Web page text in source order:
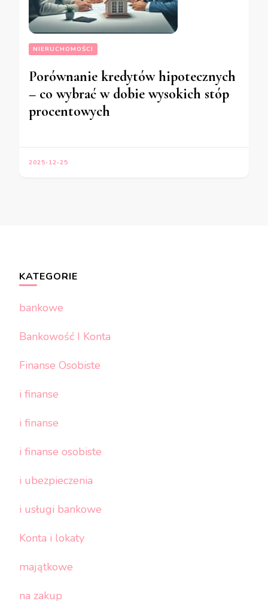
NIERUCHOMOŚCI
Porównanie kredytów hipotecznych
– co wybrać w dobie wysokich stóp
procentowych
2025-12-25
KATEGORIE
bankowe
Bankowość I Konta
Finanse Osobiste
i finanse
i finanse
i finanse osobiste
i ubezpieczenia
i usługi bankowe
Konta i lokaty
majątkowe
na zakup